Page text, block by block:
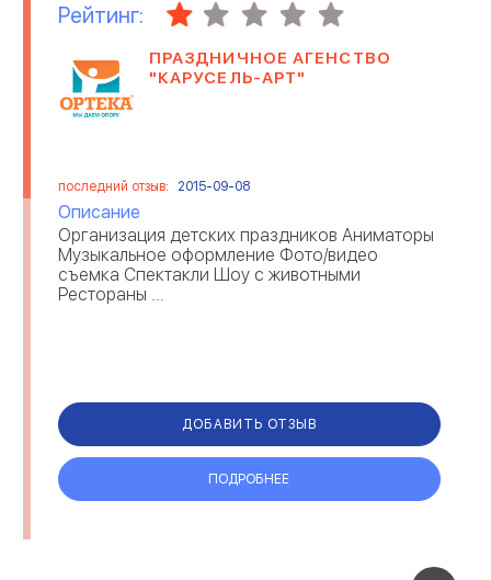
Рейтинг:
ПРАЗДНИЧНОЕ АГЕНСТВО
"КАРУСЕЛЬ-АРТ"
последний отзыв: 2015-09-08
Описание
Организация детских праздников Аниматоры
Музыкальное оформление Фото/видео
съемка Спектакли Шоу с животными
Рестораны ...
ДОБАВИТЬ ОТЗЫВ
ПОДРОБНЕЕ